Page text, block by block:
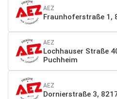
AEZ
Fraunhoferstraße 1,
AEZ
Lochhauser Straße
Puchheim
AEZ
Dornierstraße 3,